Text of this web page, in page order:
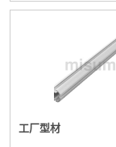
工厂型材